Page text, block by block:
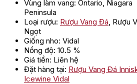
Vùng làm vang: Ontario, Niagara
Peninsula
Loại rượu: Rượu Vang Đá, Rượu
Ngọt
Giống nho: Vidal
Nồng độ: 10.5 %
Giá tiền: Liên hệ
Đặt hàng tại: Rượu Vang Đá
Icewine Vidal